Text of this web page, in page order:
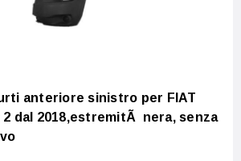
anteriore sinistro per FIAT
2 dal 2018,estremitÃ nera, senza